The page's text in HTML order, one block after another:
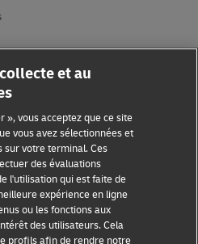
et au
», vous acceptez que ce site
vous avez sélectionnées et
sur votre terminal. Ces
des évaluations
l'utilisation qui est faite de
expérience en ligne
ou les fonctions aux
des utilisateurs. Cela
profils afin de rendre notre